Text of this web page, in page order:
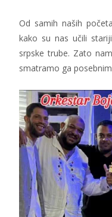
Od samih naših
kako su nas učili
srpske trube. Zato
smatramo ga